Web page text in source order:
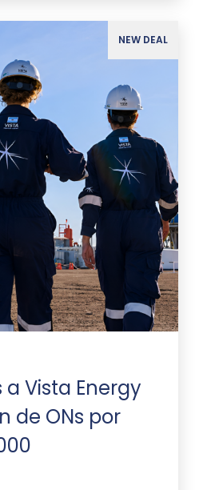
NEW DEAL
Vista Energy
de ONs por